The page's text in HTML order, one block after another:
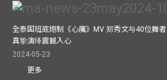
全泰国班底炮制《心魔》MV 郑秀文与40位舞者
真挚演绎震撼入心
2024-05-23
更多